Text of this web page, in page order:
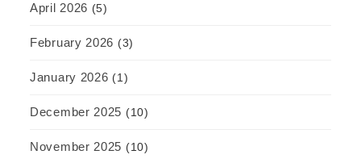
April 2026 (5)
February 2026 (3)
January 2026 (1)
December 2025 (10)
November 2025 (10)